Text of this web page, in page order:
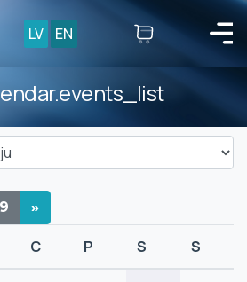
LV EN
»
C P S S